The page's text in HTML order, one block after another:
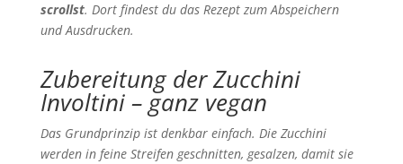
scrollst. Dort findest du das Rezept zum Abspeichern
und Ausdrucken.
Zubereitung der Zucchini
Involtini – ganz vegan
Das Grundprinzip ist denkbar einfach. Die Zucchini
werden in feine Streifen geschnitten, gesalzen, damit sie